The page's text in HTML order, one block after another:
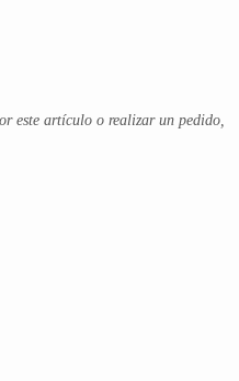
este artículo o realizar un pedido,